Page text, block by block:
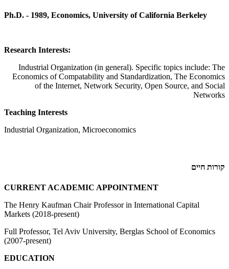
Ph.D. - 1989, Economics, University of California Berkeley
Research Interests:
Industrial Organization (in general). Specific topics include: The
Economics of Compatability and Standardization, The Economics
of the Internet, Network Security, Open Source, and Social
Networks
Teaching Interests
Industrial Organization, Microeconomics
קורות חיים
CURRENT ACADEMIC APPOINTMENT
The Henry Kaufman Chair Professor in International Capital
Markets (2018-present)
Full Professor, Tel Aviv University, Berglas School of Economics
(2007-present)
EDUCATION